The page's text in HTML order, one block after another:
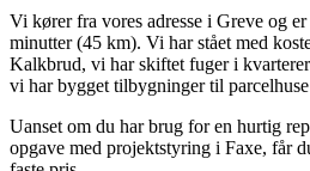
Vi kører fra vores adresse i Greve og
minutter (45 km). Vi har stået med
Kalkbrud, vi har skiftet fuger i
vi har bygget tilbygninger til
Uanset om du har brug for en hurtig
opgave med projektstyring i Faxe, får